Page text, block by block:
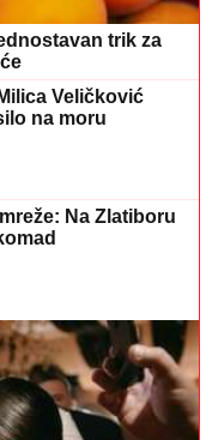
trik za
Milica Veličković
na moru
Na Zlatiboru